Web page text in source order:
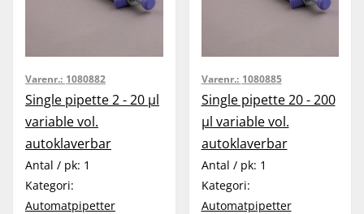
Varenr.: 1080882
Single pipette 2 - 20 µl
variable vol.
autoklaverbar
Antal / pk: 1
Kategori:
Automatpipetter
Varenr.: 1080885
Single pipette 20 - 200
µl variable vol.
autoklaverbar
Antal / pk: 1
Kategori:
Automatpipetter